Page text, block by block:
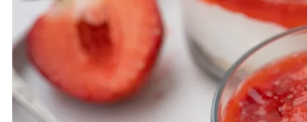
MUFFINY
ZUPA